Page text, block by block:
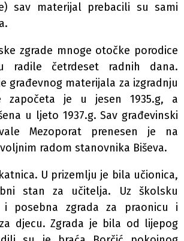
sav materijal prebacili su sami
zgrade mnoge otočke porodice
radile četrdeset radnih dana.
građevnog materijala za izgradnju
započeta je u jesen 1935.g, a
u ljeto 1937.g. Sav građevinski
Mezoporat prenesen je na
radom stanovnika Biševa.
U prizemlju je bila učionica,
stan za učitelja. Uz školsku
posebna zgrada za praonicu i
djecu. Zgrada je bila od lijepog